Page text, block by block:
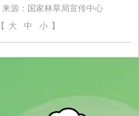
来源：国家林草局宣传中心
【 大 中 小 】